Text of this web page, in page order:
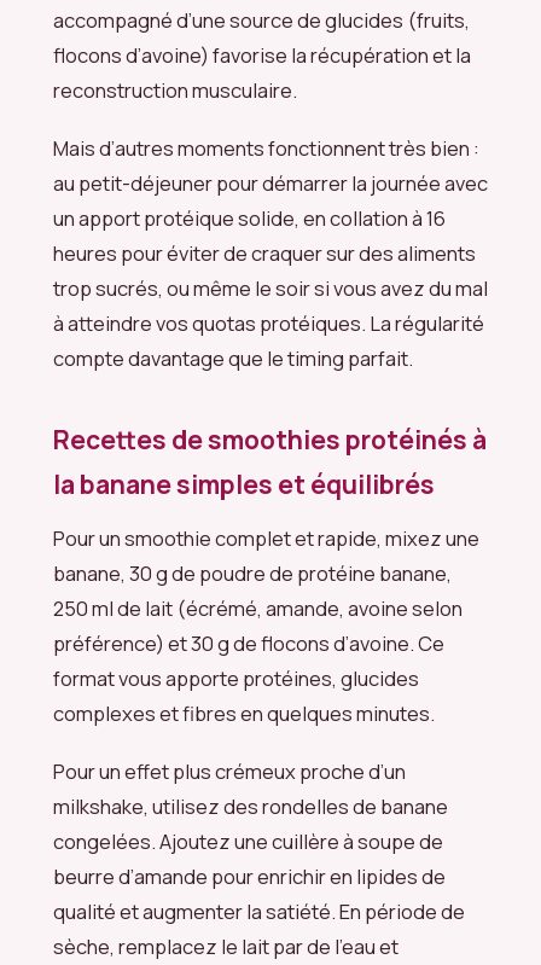
accompagné d’une source de glucides (fruits,
flocons d’avoine) favorise la récupération et la
reconstruction musculaire.
Mais d’autres moments fonctionnent très bien :
au petit-déjeuner pour démarrer la journée avec
un apport protéique solide, en collation à 16
heures pour éviter de craquer sur des aliments
trop sucrés, ou même le soir si vous avez du mal
à atteindre vos quotas protéiques. La régularité
compte davantage que le timing parfait.
Recettes de smoothies protéinés à
la banane simples et équilibrés
Pour un smoothie complet et rapide, mixez une
banane, 30 g de poudre de protéine banane,
250 ml de lait (écrémé, amande, avoine selon
préférence) et 30 g de flocons d’avoine. Ce
format vous apporte protéines, glucides
complexes et fibres en quelques minutes.
Pour un effet plus crémeux proche d’un
milkshake, utilisez des rondelles de banane
congelées. Ajoutez une cuillère à soupe de
beurre d’amande pour enrichir en lipides de
qualité et augmenter la satiété. En période de
sèche, remplacez le lait par de l’eau et